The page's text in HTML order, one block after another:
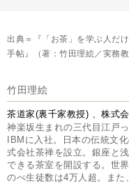
出典＝『「お茶」を学ぶ人だ
手帖』（著：竹田理絵／実務教
竹田理絵
茶道家(裏千家教授) 、株式
神楽坂生まれの三代目江戸
IBMに入社。日本の伝統文
式会社茶禅を設立。銀座と
できる茶室を開設する。世
のべ生徒数は4万人超。ま